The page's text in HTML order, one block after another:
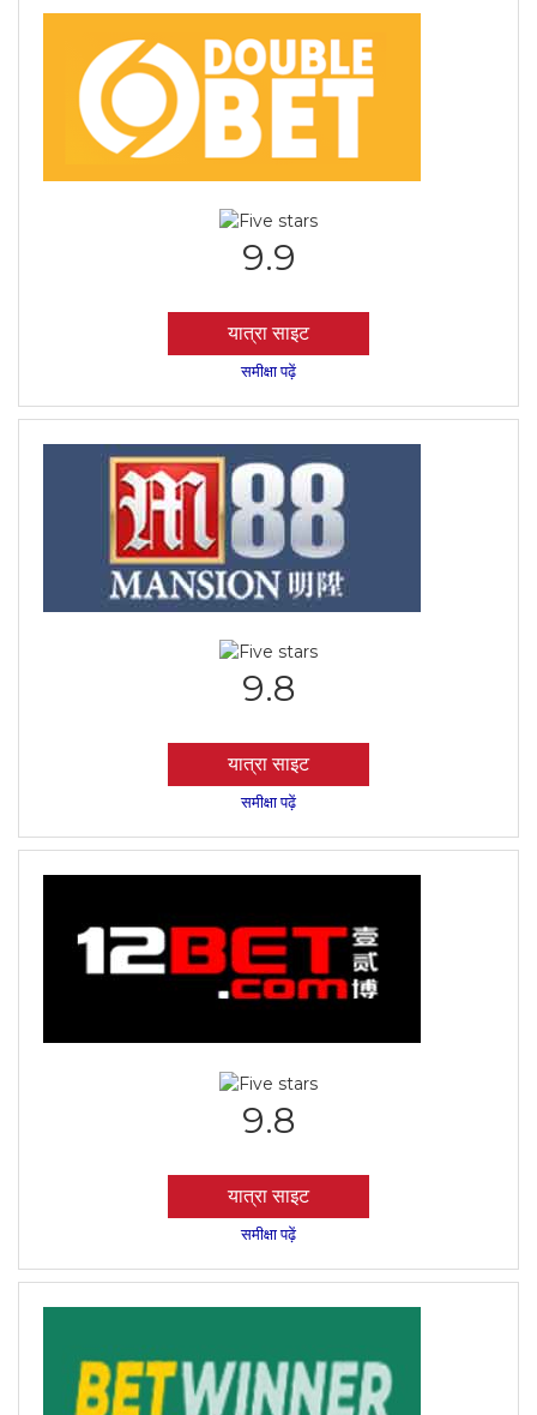
9.9
यात्रा साइट
समीक्षा पढ़ें
9.8
यात्रा साइट
समीक्षा पढ़ें
9.8
यात्रा साइट
समीक्षा पढ़ें